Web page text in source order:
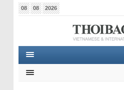
08 08 2026